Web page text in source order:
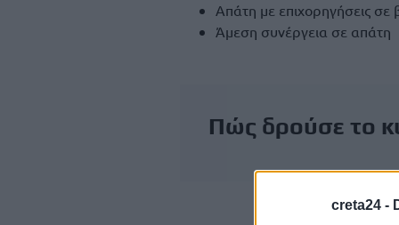
creta24 -
Απάτη με επιχορηγήσεις
Άμεση συνέργεια σε απάτη
Πώς δρούσε το